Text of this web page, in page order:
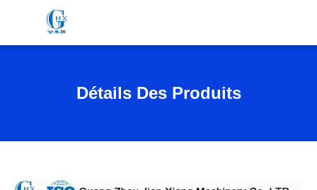
Détails Des Produits